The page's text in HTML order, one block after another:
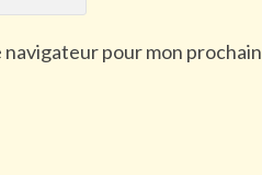
navigateur pour mon prochain